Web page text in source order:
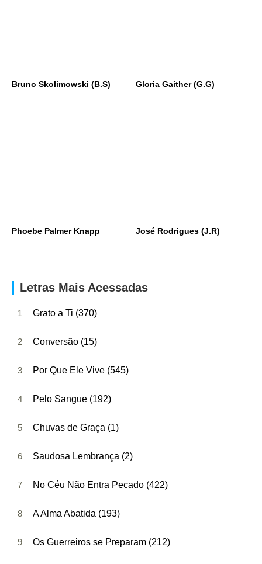
Bruno Skolimowski (B.S) Gloria Gaither (G.G)
Phoebe Palmer Knapp José Rodrigues (J.R)
Letras Mais Acessadas
1 Grato a Ti (370)
2 Conversão (15)
3 Por Que Ele Vive (545)
4 Pelo Sangue (192)
5 Chuvas de Graça (1)
6 Saudosa Lembrança (2)
7 No Céu Não Entra Pecado (422)
8 A Alma Abatida (193)
9 Os Guerreiros se Preparam (212)